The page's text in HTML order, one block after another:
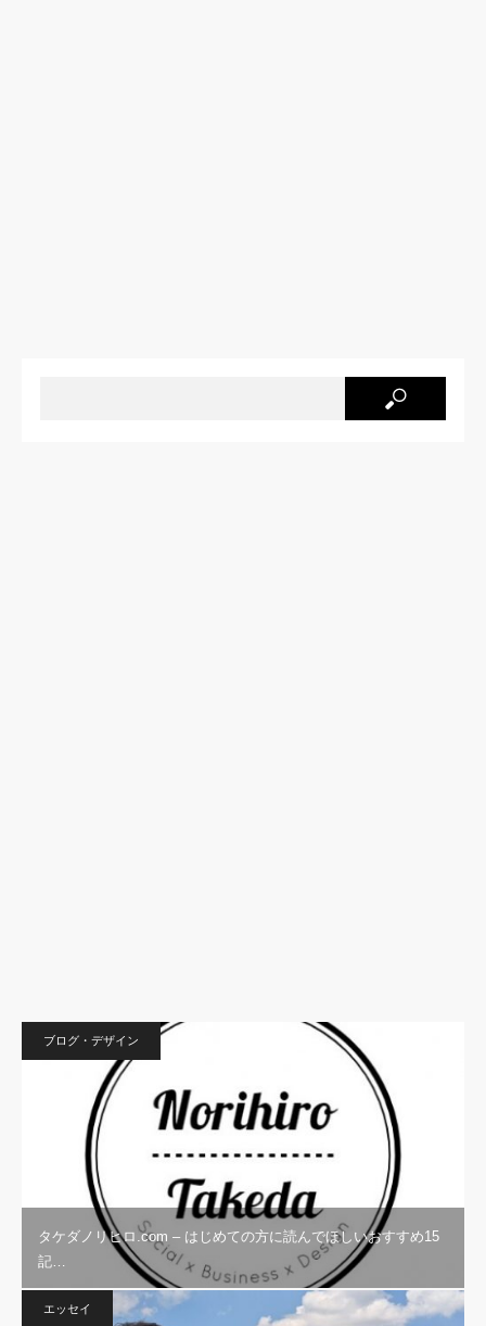
ブログ・デザイン
タケダノリヒロ.com – はじめての方に読んでほしいおすすめ15
記…
エッセイ